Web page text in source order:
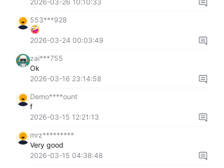
2026-03-26 10:10:33
553***928
2026-03-24 00:03:49
zai***755
Ok
2026-03-16 23:14:58
Demo****ount
f
2026-03-15 12:21:13
mrz*********
Very good
2026-03-15 04:38:48